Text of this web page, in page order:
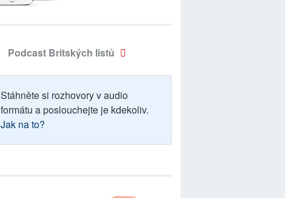
Podcast Britských listů
Stáhněte si rozhovory v audio
formátu a poslouchejte je kdekoliv.
Jak na to?